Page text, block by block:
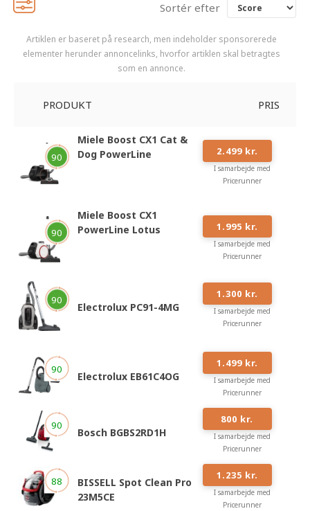
Sortér efter
Artiklen er baseret på research, men indeholder sponsorerede
elementer herunder annoncelinks, hvorfor artiklen skal betragtes
som en annonce.
PRODUKT PRIS
90
Miele Boost CX1 Cat &
Dog PowerLine
2.499 kr.
I samarbejde med
Pricerunner
90
Miele Boost CX1
PowerLine Lotus
1.995 kr.
I samarbejde med
Pricerunner
90
Electrolux PC91-4MG
1.300 kr.
I samarbejde med
Pricerunner
90
Electrolux EB61C4OG
1.499 kr.
I samarbejde med
Pricerunner
90
Bosch BGBS2RD1H
800 kr.
I samarbejde med
Pricerunner
88
BISSELL Spot Clean Pro
23M5CE
1.235 kr.
I samarbejde med
Pricerunner